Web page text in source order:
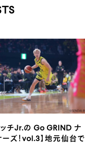
ッチJr.の Go GRIND ナ
ーズ！vol.3】地元仙台で